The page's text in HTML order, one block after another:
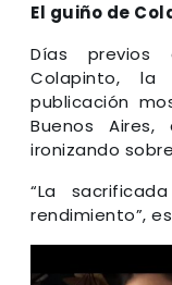
El guiño de
Días previos
Colapinto,
publicación
Buenos
ironizando
“La
rendimiento”,